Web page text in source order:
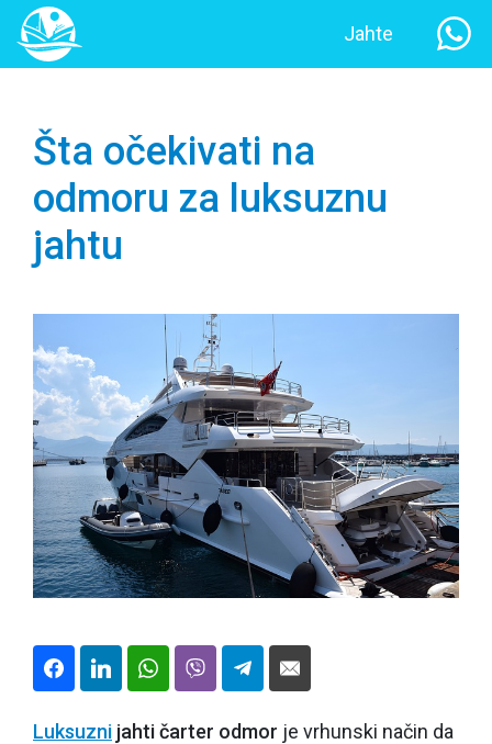
Jahte
Šta očekivati na
odmoru za luksuznu
jahtu
Luksuzni jahti čarter odmor je vrhunski način da